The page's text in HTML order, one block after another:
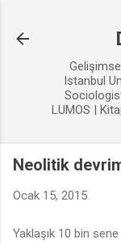
Istanbul
LUMOS |
Neolitik
Ocak 15, 2015
Yaklaşık 10 bin